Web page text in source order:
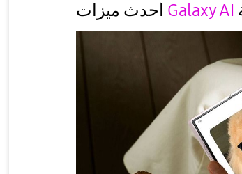
Galaxy AI